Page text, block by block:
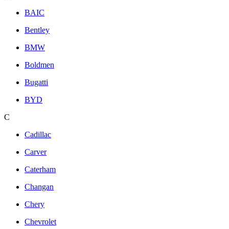
BAIC
Bentley
BMW
Boldmen
Bugatti
BYD
C
Cadillac
Carver
Caterham
Changan
Chery
Chevrolet